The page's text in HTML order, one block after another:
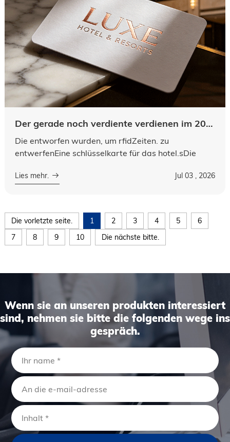
Der gerade noch verdiente verdienen im 2026. Ein maßgeschneiderter handbuch für eingelegte rfid-lösungen
Die entworfen wurden, um rfidZeiten. zu
entwerfenEine schlüsselkarte für das hotel.sDie
nur professionelle zugangskarten, sonder...
Lies mehr. Jul 03 , 2026
Die vorletzte seite. 1 2 3 4 5
6
7
8 9 10 Die nächste bitte.
Wenn sie an unseren produkten interessiert
sind, nehmen sie bitte die folgenden wege ins
gespräch.